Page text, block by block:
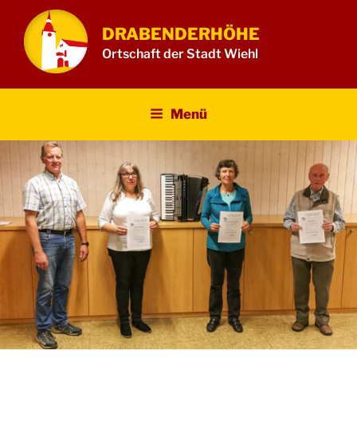
Inhalt
springen
DRABENDERHÖHE
Ortschaft der Stadt Wiehl
Menü